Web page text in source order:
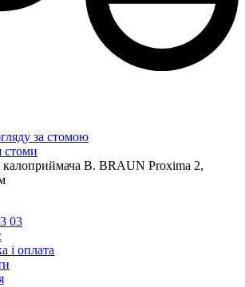
за стомою
стоми
калоприймача B. BRAUN Proxima 2,
03
і оплата